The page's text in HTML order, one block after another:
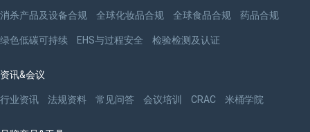
消杀产品及设备合规 全球化妆品合规 全球食品合规 药品合规
绿色低碳可持续 EHS与过程安全 检验检测及认证
资讯&会议
行业资讯 法规资料 常见问答 会议培训 CRAC 米桶学院